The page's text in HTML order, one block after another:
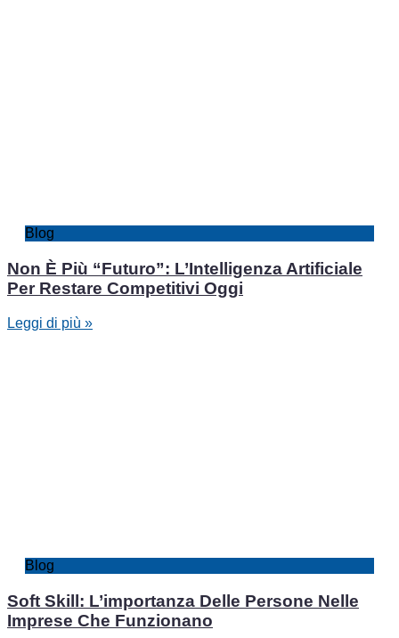
Blog
Non È Più “Futuro”: L’Intelligenza Artificiale
Per Restare Competitivi Oggi
Leggi di più »
Blog
Soft Skill: L’importanza Delle Persone Nelle
Imprese Che Funzionano